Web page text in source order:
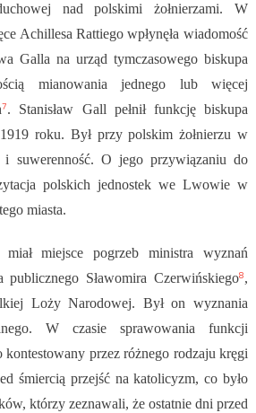
nad polskimi żołnierzami. W
Achillesa Rattiego wpłynęła wiadomość
Galla na urząd tymczasowego biskupa
mianowania jednego lub więcej
7. Stanisław Gall pełnił funkcję biskupa
roku. Był przy polskim żołnierzu w
suwerenność. O jego przywiązaniu do
polskich jednostek we Lwowie w
miasta.
miejsce pogrzeb ministra wyznań
Sławomira Czerwińskiego8,
Loży Narodowej. Był on wyznania
W czasie sprawowania funkcji
kontestowany przez różnego rodzaju kręgi
śmiercią przejść na katolicyzm, co było
którzy zeznawali, że ostatnie dni przed